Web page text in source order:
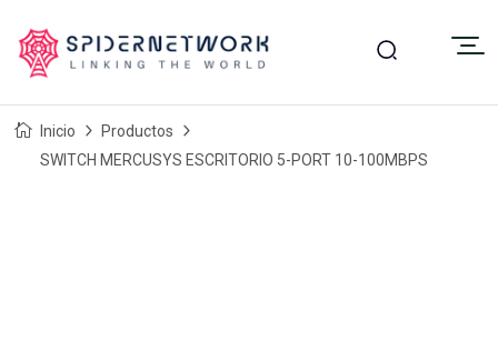
Inicio
Productos
SWITCH MERCUSYS ESCRITORIO 5-PORT 10-100MBPS